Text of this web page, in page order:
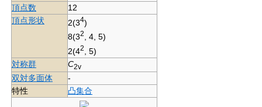
頂点数
12
頂点形状
2(34)
8(32
, 4, 5)
2(42
, 5)
対称群
C2v
双対多面体
-
特性
凸集合